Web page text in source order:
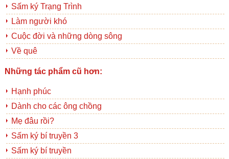
Sấm ký Trạng Trình
Làm người khó
Cuộc đời và những dòng sông
Về quê
Những tác phẩm cũ hơn:
Hạnh phúc
Dành cho các ông chồng
Mẹ đâu rồi?
Sấm ký bí truyền 3
Sấm ký bí truyền